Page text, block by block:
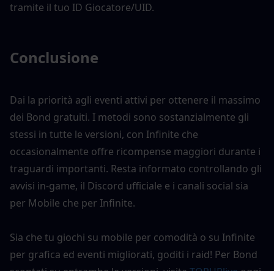
tramite il tuo ID Giocatore/UID.
Conclusione
Dai la priorità agli eventi attivi per ottenere il massimo
dei Bond gratuiti. I metodi sono sostanzialmente gli
stessi in tutte le versioni, con Infinite che
occasionalmente offre ricompense maggiori durante i
traguardi importanti. Resta informato controllando gli
avvisi in-game, il Discord ufficiale e i canali social sia
per Mobile che per Infinite.
Sia che tu giochi su mobile per comodità o su Infinite
per grafica ed eventi migliorati, goditi i raid! Per Bond